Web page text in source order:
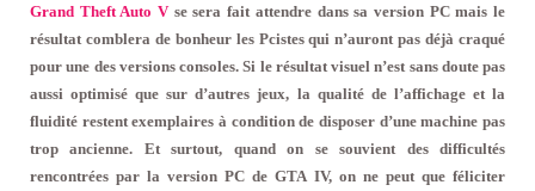
Grand Theft Auto Vse sera fait attendre dans sa version PC mais le
résultat comblera de bonheur les Pcistes qui n’auront pas déjà craqué
pour une des versions consoles. Si le résultat visuel n’est sans doute pas
aussi optimisé que sur d’autres jeux, la qualité de l’affichage et la
fluidité restent exemplaires à condition de disposer d’une machine pas
trop ancienne. Et surtout, quand on se souvient des difficultés
rencontrées par la version PC de GTA IV, on ne peut que féliciter